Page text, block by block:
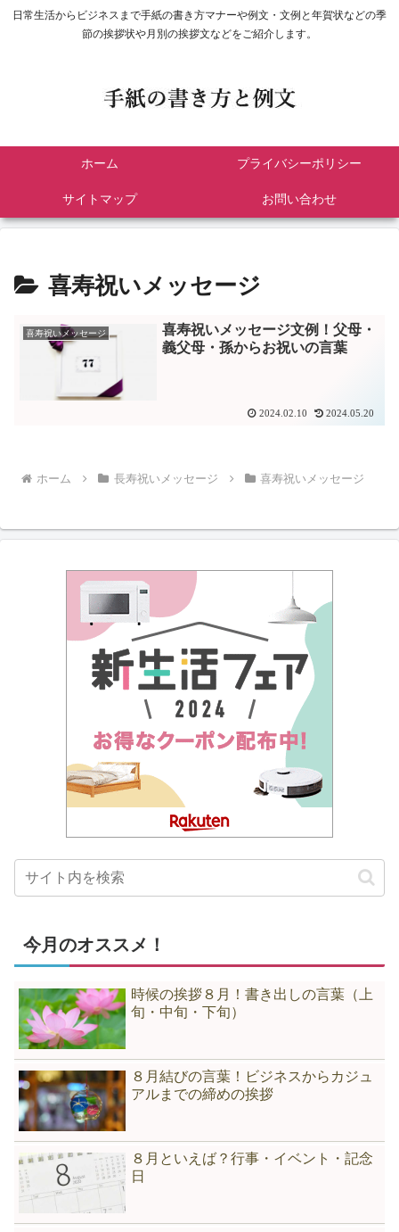
日常生活からビジネスまで手紙の書き方マナーや例文・文例と年賀状などの季
節の挨拶状や月別の挨拶文などをご紹介します。
ホーム プライバシーポリシー
サイトマップ お問い合わせ
喜寿祝いメッセージ
喜寿祝いメッセージ
喜寿祝いメッセージ文例！父母・
義父母・孫からお祝いの言葉
2024.02.10 2024.05.20
ホーム 長寿祝いメッセージ 喜寿祝いメッセージ
今月のオススメ！
時候の挨拶８月！書き出しの言葉（上
旬・中旬・下旬）
８月結びの言葉！ビジネスからカジュ
アルまでの締めの挨拶
８月といえば？行事・イベント・記念
日